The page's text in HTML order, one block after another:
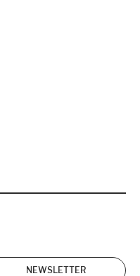
NEWSLETTER